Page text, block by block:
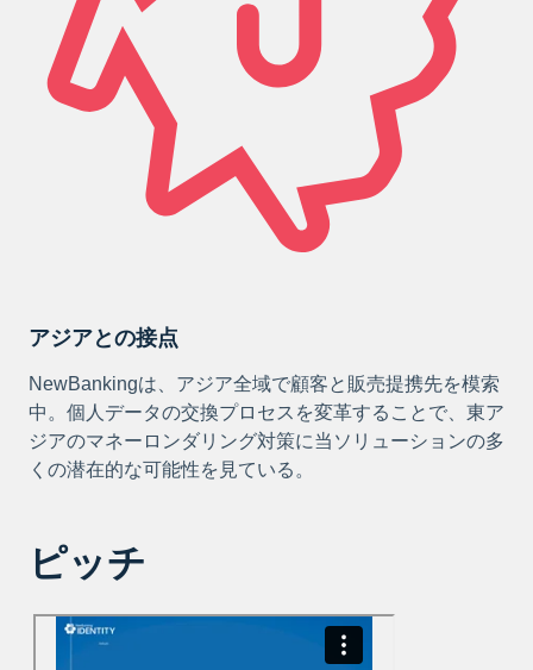
アジアとの接点
NewBankingは、アジア全域で顧客と販売提携先を模索
中。個人データの交換プロセスを変革することで、東ア
ジアのマネーロンダリング対策に当ソリューションの多
くの潜在的な可能性を見ている。
ピッチ